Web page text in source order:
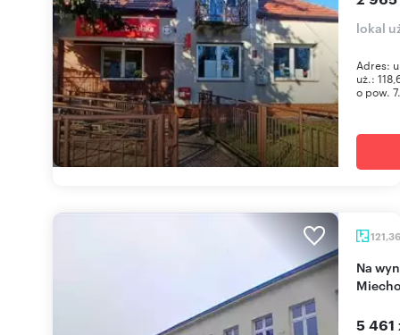
lokal
Adres:
uż.:
o pow.
Na wynajem atrakcyjny lokal 180 m² w centrum
5 461